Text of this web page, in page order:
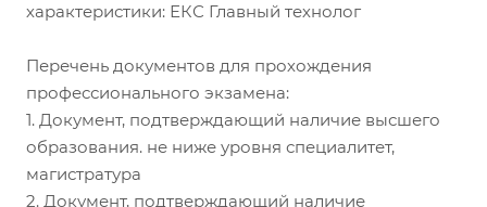
характеристики: ЕКС Главный технолог
Перечень документов для прохождения
профессионального экзамена:
1. Документ, подтверждающий наличие высшего
образования. не ниже уровня специалитет,
магистратура
2. Документ, подтверждающий наличие